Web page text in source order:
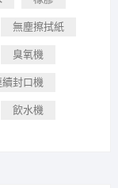
無塵擦拭紙
臭氧機
續封口機
飲水機